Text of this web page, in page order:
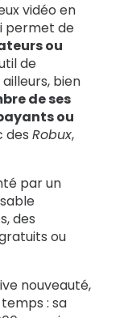
vidéo en
permet de
ou
de
bien
de ses
ou
des Robux,
par un
des
ou
nouveauté,
: sa